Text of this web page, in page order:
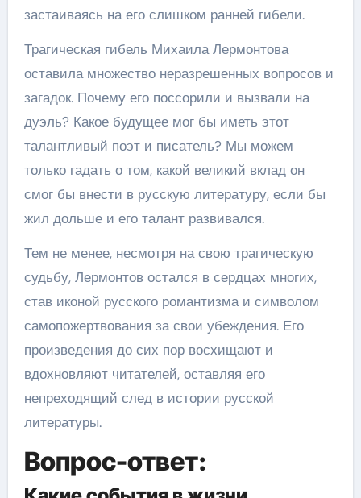
застаиваясь на его слишком ранней гибели.
Трагическая гибель Михаила Лермонтова
оставила множество неразрешенных вопросов и
загадок. Почему его поссорили и вызвали на
дуэль? Какое будущее мог бы иметь этот
талантливый поэт и писатель? Мы можем
только гадать о том, какой великий вклад он
смог бы внести в русскую литературу, если бы
жил дольше и его талант развивался.
Тем не менее, несмотря на свою трагическую
судьбу, Лермонтов остался в сердцах многих,
став иконой русского романтизма и символом
самопожертвования за свои убеждения. Его
произведения до сих пор восхищают и
вдохновляют читателей, оставляя его
непреходящий след в истории русской
литературы.
Вопрос-ответ: